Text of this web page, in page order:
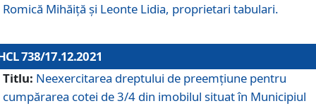
Romică Mihăiță și Leonte Lidia, proprietari tabulari.
738/17.12.2021
Titlu: Neexercitarea dreptului de preemţiune pentru
cumpărarea cotei de 3/4 din imobilul situat în Municipiul